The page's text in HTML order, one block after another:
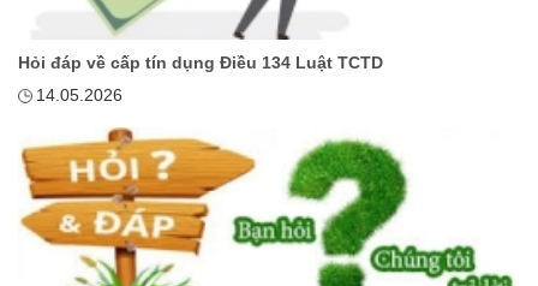
Hỏi đáp về cấp tín dụng Điều 134 Luật TCTD
14.05.2026